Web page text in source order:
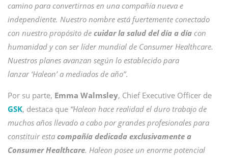
camino para convertirnos en una compañía nueva e
independiente. Nuestro nombre está fuertemente conectado
con nuestro propósito de cuidar la salud del día a día con
humanidad y con ser líder mundial de Consumer Healthcare.
Nuestros planes avanzan según lo establecido para
lanzar ‘Haleon’ a mediados de año”.
Por su parte, Emma Walmsley, Chief Executive Officer de
GSK, destaca que “Haleon hace realidad el duro trabajo de
muchos años llevado a cabo por grandes profesionales para
constituir esta compañía dedicada exclusivamente a
Consumer Healthcare. Haleon posee un enorme potencial